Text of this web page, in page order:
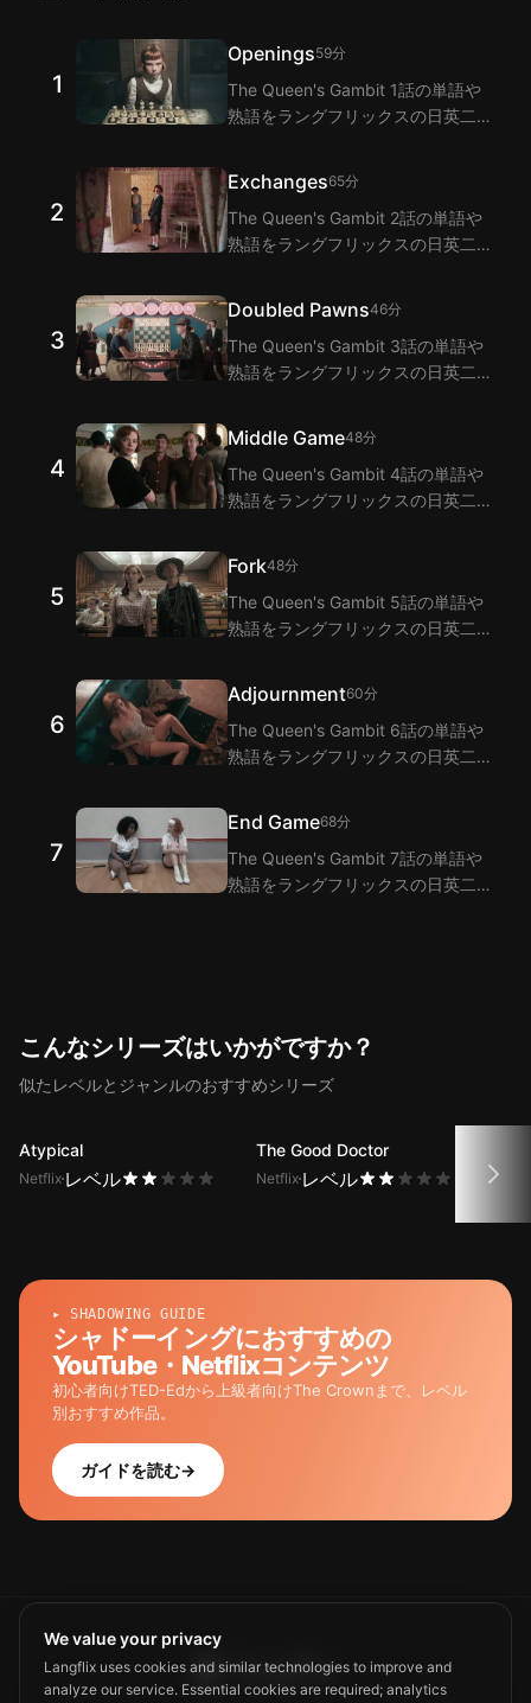
1
Openings59分
The Queen's Gambit 1話の単語や
熟語をラングフリックスの日英二重
幕機能でThe Queen's Gambit 1話
のセリフの翻訳を提供します。
2
Exchanges65分
The Queen's Gambit 2話の単語や
熟語をラングフリックスの日英二重
幕機能でThe Queen's Gambit 2話
のセリフの翻訳を提供します。
3
Doubled Pawns46分
The Queen's Gambit 3話の単語や
熟語をラングフリックスの日英二重
幕機能でThe Queen's Gambit 3話
のセリフの翻訳を提供します。
4
Middle Game48分
The Queen's Gambit 4話の単語や
熟語をラングフリックスの日英二重
幕機能でThe Queen's Gambit 4話
のセリフの翻訳を提供します。
5
Fork48分
The Queen's Gambit 5話の単語や
熟語をラングフリックスの日英二重
幕機能でThe Queen's Gambit 5話
のセリフの翻訳を提供します。
6
Adjournment60分
The Queen's Gambit 6話の単語や
熟語をラングフリックスの日英二重
幕機能でThe Queen's Gambit 6話
のセリフの翻訳を提供します。
7
End Game68分
The Queen's Gambit 7話の単語や
熟語をラングフリックスの日英二重
こんなシリーズはいかがですか？
似たレベルとジャンルのおすすめシリーズ
Atypical
Netflix レベル
The Good Doctor
Netflix レベル
▸ SHADOWING GUIDE
シャドーイングにおすすめの
YouTube・Netflixコンテンツ
初心者向けTED-Edから上級者向けThe Crownまで、レベル
別おすすめ作品。
ガイドを読む→
We value your privacy
Langflix uses cookies and similar technologies to improve and
analyze our service. Essential cookies are required; analytics